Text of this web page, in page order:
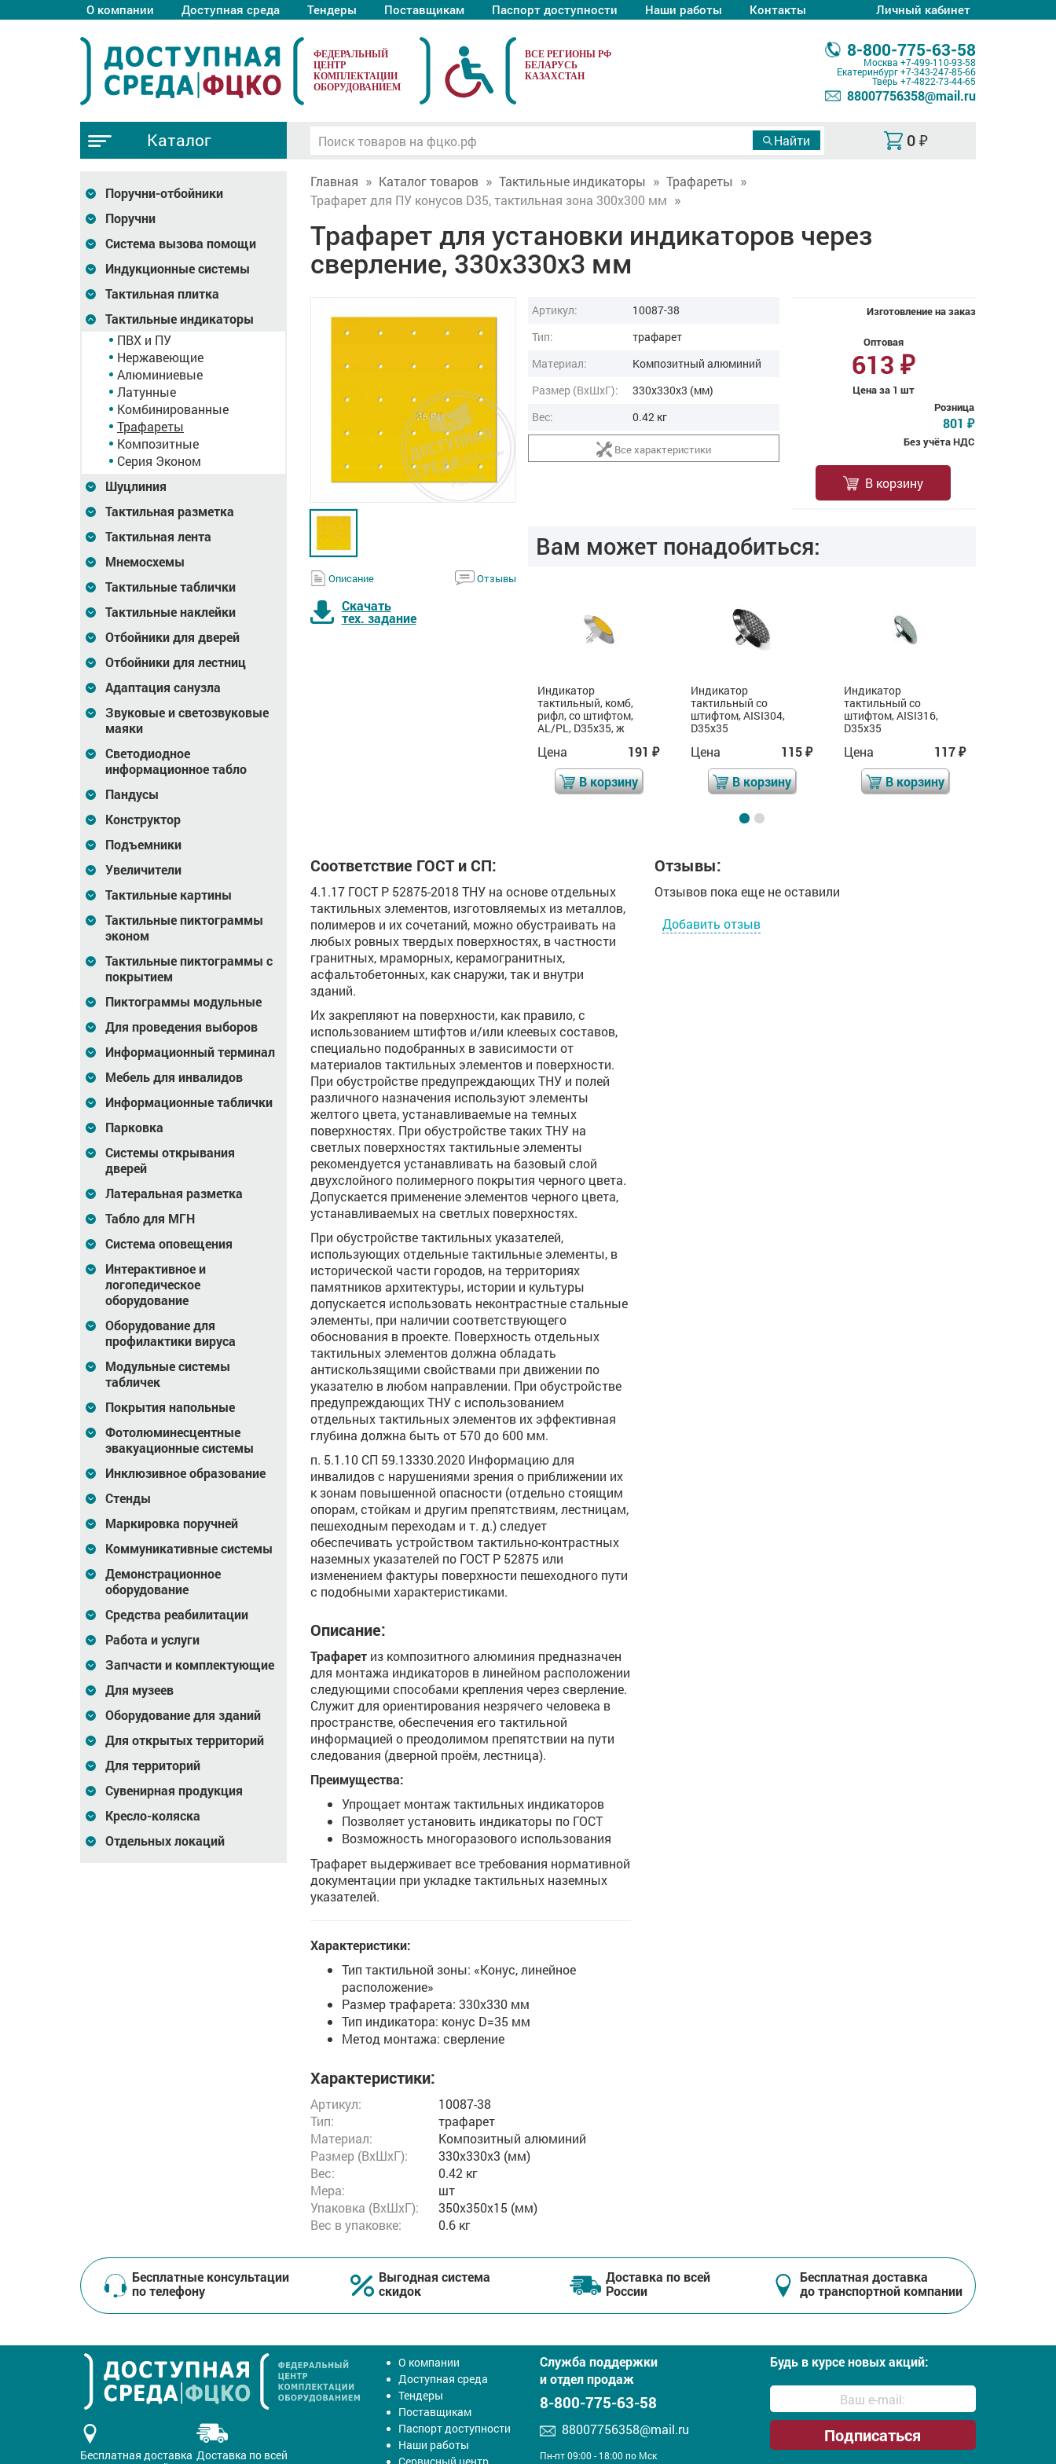
О компании Доступная среда Тендеры Поставщикам Паспорт доступности Наши работы Контакты Личный кабинет
ФЕДЕРАЛЬНЫЙ
ЦЕНТР
КОМПЛЕКТАЦИИ
ОБОРУДОВАНИЕМ
8-800-775-63-58
Москва +7-499-110-93-58
Екатеринбург+7-343-247-85-66
Тверь +7-4822-73-44-65
88007756358@mail.ru
0 ₽
Каталог
Поручни-отбойники
Поручни
Система вызова помощи
Индукционные системы
Тактильная плитка
Тактильные индикаторы
ПВХ и ПУ
Нержавеющие
Алюминиевые
Латунные
Комбинированные
Трафареты
Композитные
Серия Эконом
Шуцлиния
Тактильная разметка
Тактильная лента
Мнемосхемы
Тактильные таблички
Тактильные наклейки
Отбойники для дверей
Отбойники для лестниц
Адаптация санузла
Звуковые и светозвуковые
маяки
Светодиодное
информационное табло
Пандусы
Конструктор
Подъемники
Увеличители
Тактильные картины
Тактильные пиктограммы
эконом
Тактильные пиктограммы с
покрытием
Пиктограммы модульные
Для проведения выборов
Информационный терминал
Мебель для инвалидов
Информационные таблички
Парковка
Системы открывания
дверей
Латеральная разметка
Табло для МГН
Система оповещения
Интерактивное и
логопедическое
оборудование
Оборудование для
профилактики вируса
Модульные системы
табличек
Покрытия напольные
Фотолюминесцентные
эвакуационные системы
Инклюзивное образование
Стенды
Маркировка поручней
Коммуникативные системы
Демонстрационное
оборудование
Средства реабилитации
Работа и услуги
Запчасти и комплектующие
Для музеев
Оборудование для зданий
Для открытых территорий
Для территорий
Сувенирная продукция
Кресло-коляска
Отдельных локаций
Главная Каталог товаров Тактильные индикаторы
Трафареты
Трафарет для ПУ конусов D35, тактильная зона 300x300 мм
Трафарет для установки индикаторов через
сверление, 330х330x3 мм
Описание Отзывы
Скачать
тех. задание
Изготовление на заказ
Оптовая
613 ₽
Цена за 1 шт
Розница
801 ₽
Без учёта НДС
В корзину
Артикул:
10087-38
Тип:
трафарет
Материал:
Композитный алюминий
Размер (ВxШxГ):
330x330x3 (мм)
Вес:
0.42 кг
Все характеристики
Вам может понадобиться:
Индикатор
штифтом, AISI304,
D35x35
Цена 115
В корзину
штифтом, AISI316,
Индикатор
тактильный, комб,
рифл, со штифтом,
AL/PL, D35x35, ж
Цена 191₽
В корзину
Индикатор
тактильный со
штифтом, AISI304,
D35x35
Цена 115₽
В корзину
Индикатор
тактильный со
штифтом, AISI316,
D35x35
Цена 117₽
В корзину
Соответствие ГОСТ и СП:
4.1.17 ГОСТ Р 52875-2018 ТНУ на основе отдельных
тактильных элементов, изготовляемых из металлов,
полимеров и их сочетаний, можно обустраивать на
любых ровных твердых поверхностях, в частности
гранитных, мраморных, керамогранитных,
асфальтобетонных, как снаружи, так и внутри
зданий.
Их закрепляют на поверхности, как правило, с
использованием штифтов и/или клеевых составов,
специально подобранных в зависимости от
материалов тактильных элементов и поверхности.
При обустройстве предупреждающих ТНУ и полей
различного назначения используют элементы
желтого цвета, устанавливаемые на темных
поверхностях. При обустройстве таких ТНУ на
светлых поверхностях тактильные элементы
рекомендуется устанавливать на базовый слой
двухслойного полимерного покрытия черного цвета.
Допускается применение элементов черного цвета,
устанавливаемых на светлых поверхностях.
При обустройстве тактильных указателей,
использующих отдельные тактильные элементы, в
исторической части городов, на территориях
памятников архитектуры, истории и культуры
допускается использовать неконтрастные стальные
элементы, при наличии соответствующего
обоснования в проекте. Поверхность отдельных
тактильных элементов должна обладать
антискользящими свойствами при движении по
указателю в любом направлении. При обустройстве
предупреждающих ТНУ с использованием
отдельных тактильных элементов их эффективная
глубина должна быть от 570 до 600 мм.
п. 5.1.10 СП 59.13330.2020 Информацию для
инвалидов с нарушениями зрения о приближении их
к зонам повышенной опасности (отдельно стоящим
опорам, стойкам и другим препятствиям, лестницам,
пешеходным переходам и т. д.) следует
обеспечивать устройством тактильно-контрастных
наземных указателей по ГОСТ Р 52875 или
изменением фактуры поверхности пешеходного пути
с подобными характеристиками.
Описание:
Трафаретиз композитного алюминия предназначен
для монтажа индикаторов в линейном расположении
следующими способами крепления через сверление.
Служит для ориентирования незрячего человека в
пространстве, обеспечения его тактильной
информацией о преодолимом препятствии на пути
следования (дверной проём, лестница).
Преимущества:
Упрощает монтаж тактильных индикаторов
Позволяет установить индикаторы по ГОСТ
Возможность многоразового использования
Трафарет выдерживает все требования нормативной
документации при укладке тактильных наземных
указателей.
Характеристики:
Тип тактильной зоны: «Конус, линейное
расположение»
Размер трафарета: 330х330 мм
Тип индикатора: конус D=35 мм
Метод монтажа: сверление
Характеристики:
Артикул:
10087-38
Тип:
трафарет
Материал:
Композитный алюминий
Размер (ВxШxГ):
330x330x3 (мм)
Вес:
0.42 кг
Мера:
шт
Упаковка (ВхШхГ):
350x350x15 (мм)
Вес в упаковке:
0.6 кг
Отзывы:
Отзывов пока еще не оставили
Добавить отзыв
Бесплатные консультации
по телефону
Выгодная система
скидок
Доставка по всей
России
Бесплатная доставка
до транспортной компании
Бесплатная доставка Доставка по всей
О компании
Доступная среда
Тендеры
Поставщикам
Паспорт доступности
Наши работы
Служба поддержки
и отдел продаж
8-800-775-63-58
88007756358@mail.ru
Пн-пт 09:00 - 18:00 по Мск
Будь в курсе новых акций: